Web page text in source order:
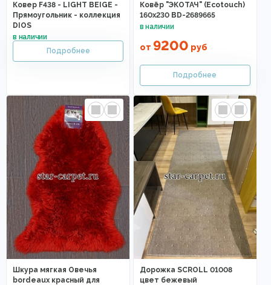
Ковер F438 - LIGHT BEIGE -
Прямоугольник - коллекция
DIOS
Ковёр "ЭКОТАЧ" (Ecotouch)
160х230 BD-2689665
от 9200 руб
Шкура мягкая Овечья
bordeaux красный для
Дорожка SCROLL 01008
цвет бежевый